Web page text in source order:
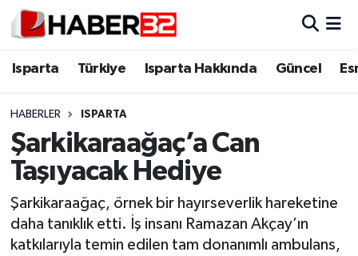
Isparta Türkiye Isparta Hakkında Güncel
HABERLER ISPARTA
Şarkikaraağaç’a Can
Taşıyacak Hediye
Şarkikaraağaç, örnek bir hayırseverlik hareketine
daha tanıklık etti. İş insanı Ramazan Akçay’ın
katkılarıyla temin edilen tam donanımlı ambulans,
Isparta
Esnaf Diyor ki;
ASAYİŞ
BİLİM VE TEKNOLOJİ
Isparta Nöbetçi Eczaneler
Isparta Trafik Yoğunluk Haritası
Süper Lig Puan Durumu ve Fikstür
Tüm Manşetler